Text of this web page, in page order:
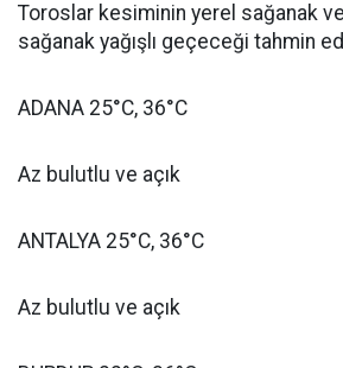
Toroslar kesiminin yerel sağanak
sağanak yağışlı geçeceği tahmin
ADANA 25°C, 36°C
Az bulutlu ve açık
ANTALYA 25°C, 36°C
Az bulutlu ve açık